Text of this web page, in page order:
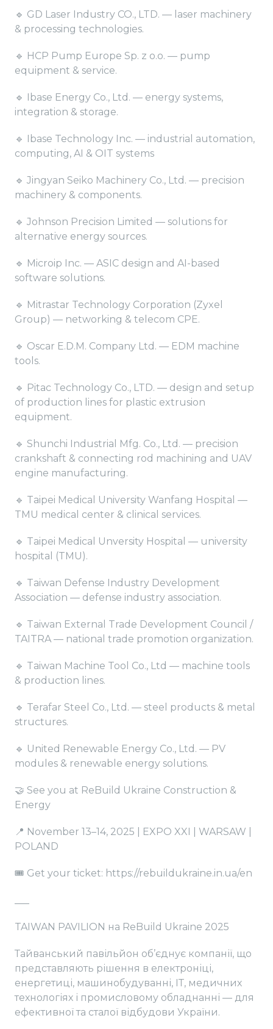
🔹 GD Laser Industry CO., LTD. — laser machinery
& processing technologies.
🔹 HCP Pump Europe Sp. z o.o. — pump
equipment & service.
🔹 Ibase Energy Co., Ltd. — energy systems,
integration & storage.
🔹 Ibase Technology Inc. — industrial automation,
computing, AI & OIT systems
🔹 Jingyan Seiko Machinery Co., Ltd. — precision
machinery & components.
🔹 Johnson Precision Limited — solutions for
alternative energy sources.
🔹 Microip Inc. — ASIC design and AI-based
software solutions.
🔹 Mitrastar Technology Corporation (Zyxel
Group) — networking & telecom CPE.
🔹 Oscar E.D.M. Company Ltd. — EDM machine
tools.
🔹 Pitac Technology Co., LTD. — design and setup
of production lines for plastic extrusion
equipment.
🔹 Shunchi Industrial Mfg. Co., Ltd. — precision
crankshaft & connecting rod machining and UAV
engine manufacturing.
🔹 Taipei Medical University Wanfang Hospital —
TMU medical center & clinical services.
🔹 Taipei Medical Unversity Hospital — university
hospital (TMU).
🔹 Taiwan Defense Industry Development
Association — defense industry association.
🔹 Taiwan External Trade Development Council /
TAITRA — national trade promotion organization.
🔹 Taiwan Machine Tool Co., Ltd — machine tools
& production lines.
🔹 Terafar Steel Co., Ltd. — steel products & metal
structures.
🔹 United Renewable Energy Co., Ltd. — PV
modules & renewable energy solutions.
🤝 See you at ReBuild Ukraine Construction &
Energy
📍 November 13–14, 2025 | EXPO XXI | WARSAW |
POLAND
🎟️ Get your ticket: https://rebuildukraine.in.ua/en
TAIWAN PAVILION на ReBuild Ukraine 2025
Тайванський павільйон об’єднує компанії, що
представляють рішення в електроніці,
енергетиці, машинобудуванні, ІТ, медичних
технологіях і промисловому обладнанні — для
ефективної та сталої відбудови України.